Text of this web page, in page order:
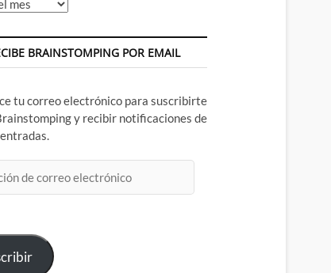
BRAINSTOMPING POR EMAIL
tu correo electrónico para suscribirte
y recibir notificaciones de